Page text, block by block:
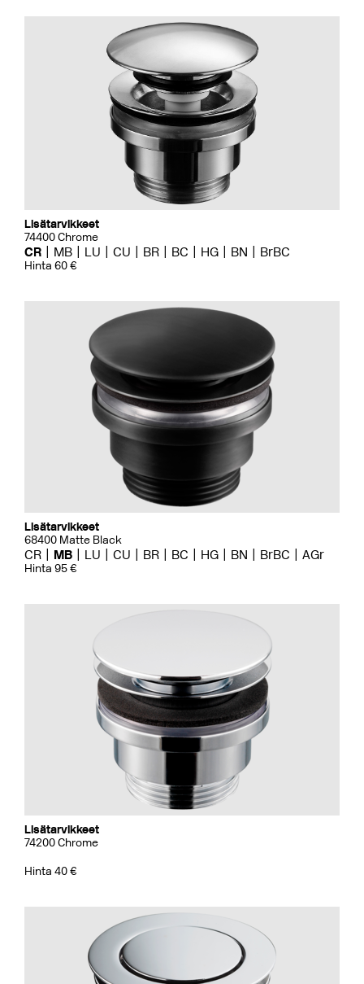
Lisätarvikkeet
74400 Chrome
CR MB LU CU BR BC HG BN BrBC
Hinta 60 €
Lisätarvikkeet
68400 Matte Black
CR MB LU CU BR BC HG BN BrBC AGr
Hinta 95 €
Lisätarvikkeet
74200 Chrome
Hinta 40 €